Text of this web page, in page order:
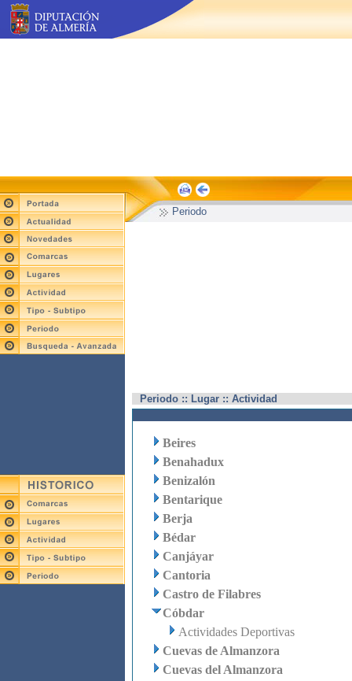
Periodo
Periodo :: Lugar :: Actividad
Beires
Benahadux
Benizalón
Bentarique
Berja
Bédar
Canjáyar
Cantoria
Castro de Filabres
Cóbdar
Actividades Deportivas
Cuevas de Almanzora
Cuevas del Almanzora